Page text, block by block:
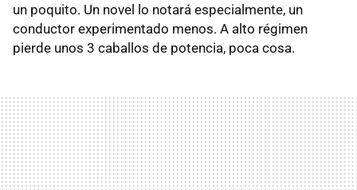
un poquito. Un novel lo notará especialmente, un
conductor experimentado menos. A alto régimen
pierde unos 3 caballos de potencia, poca cosa.